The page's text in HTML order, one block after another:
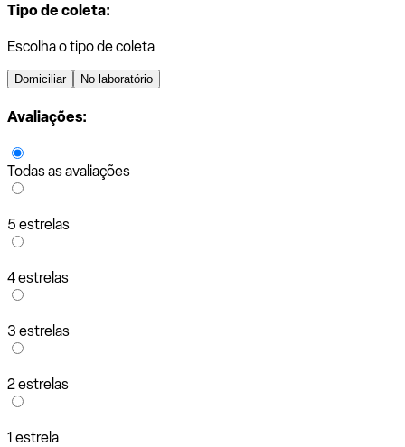
Tipo de coleta:
Escolha o tipo de coleta
Domiciliar No laboratório
Avaliações:
Todas as avaliações
5 estrelas
4 estrelas
3 estrelas
2 estrelas
1 estrela